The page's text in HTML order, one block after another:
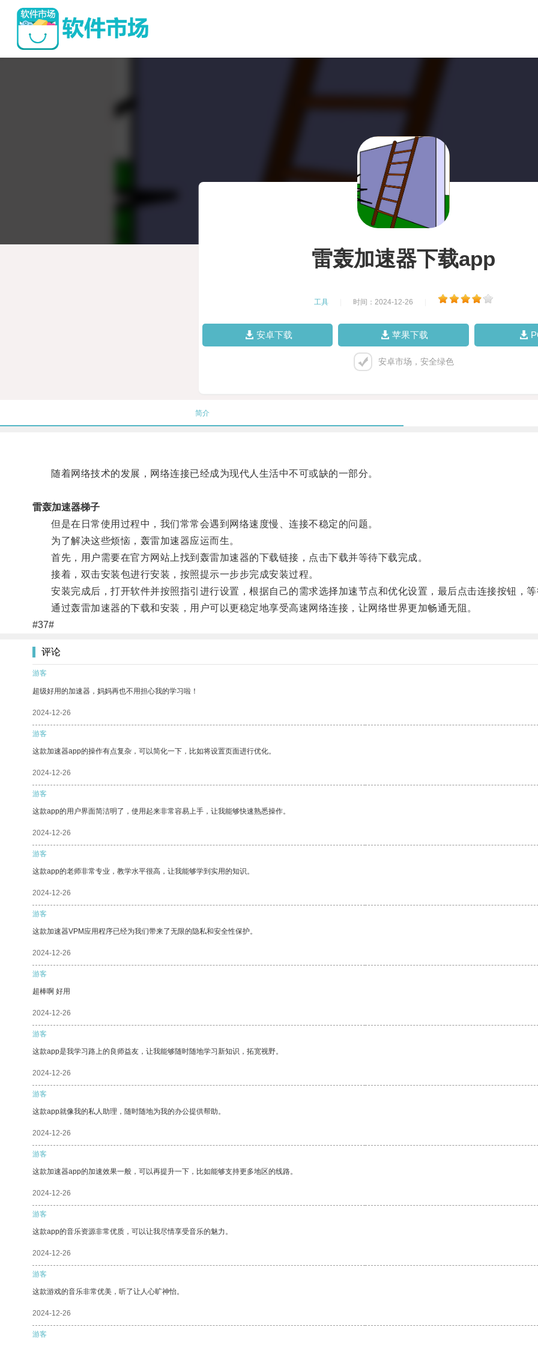
雷轰加速器下载app
工具 时间：2024-12-26
安卓下载 苹果下载
安卓市场，安全绿色
简介
随着网络技术的发展，网络连接已经成为现代人生活中不可或缺的一部分。
雷轰加速器梯子
但是在日常使用过程中，我们常常会遇到网络速度慢、连接不稳定的问题。
为了解决这些烦恼，轰雷加速器应运而生。
首先，用户需要在官方网站上找到轰雷加速器的下载链接，点击下载并等待下载完成。
接着，双击安装包进行安装，按照提示一步步完成安装过程。
安装完成后，打开软件并按照指引进行设置，根据自己的需求选择加速节点和优化设置，最后点击连接按钮，等
通过轰雷加速器的下载和安装，用户可以更稳定地享受高速网络连接，让网络世界更加畅通无阻。
#37#
评论
游客
超级好用的加速器，妈妈再也不用担心我的学习啦！
2024-12-26
游客
这款加速器app的操作有点复杂，可以简化一下，比如将设置页面进行优化。
2024-12-26
游客
这款app的用户界面简洁明了，使用起来非常容易上手，让我能够快速熟悉操作。
2024-12-26
游客
这款app的老师非常专业，教学水平很高，让我能够学到实用的知识。
2024-12-26
游客
这款加速器VPM应用程序已经为我们带来了无限的隐私和安全性保护。
2024-12-26
游客
超棒啊 好用
2024-12-26
游客
这款app是我学习路上的良师益友，让我能够随时随地学习新知识，拓宽视野。
2024-12-26
游客
这款app就像我的私人助理，随时随地为我的办公提供帮助。
2024-12-26
游客
这款加速器app的加速效果一般，可以再提升一下，比如能够支持更多地区的线路。
2024-12-26
游客
这款app的音乐资源非常优质，可以让我尽情享受音乐的魅力。
2024-12-26
游客
这款游戏的音乐非常优美，听了让人心旷神怡。
2024-12-26
游客